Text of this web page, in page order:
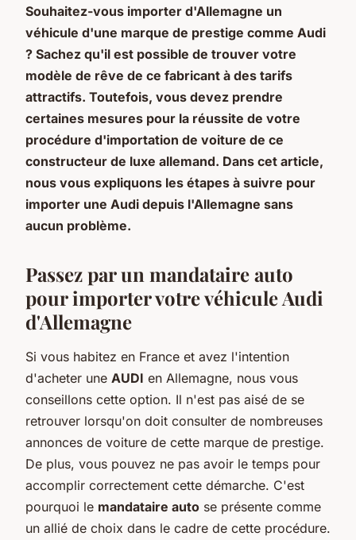
Souhaitez-vous importer d'Allemagne un
véhicule d'une marque de prestige comme Audi
? Sachez qu'il est possible de trouver votre
modèle de rêve de ce fabricant à des tarifs
attractifs. Toutefois, vous devez prendre
certaines mesures pour la réussite de votre
procédure d'importation de voiture de ce
constructeur de luxe allemand. Dans cet article,
nous vous expliquons les étapes à suivre pour
importer une Audi depuis l'Allemagne sans
aucun problème.
Passez par un mandataire auto
pour importer votre véhicule Audi
d'Allemagne
Si vous habitez en France et avez l'intention
d'acheter une AUDI en Allemagne, nous vous
conseillons cette option. Il n'est pas aisé de se
retrouver lorsqu'on doit consulter de nombreuses
annonces de voiture de cette marque de prestige.
De plus, vous pouvez ne pas avoir le temps pour
accomplir correctement cette démarche. C'est
pourquoi le mandataire auto se présente comme
un allié de choix dans le cadre de cette procédure.